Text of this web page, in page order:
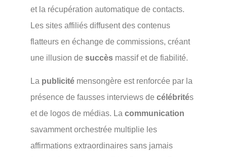
et la récupération automatique de contacts.
Les sites affiliés diffusent des contenus
flatteurs en échange de commissions, créant
une illusion de succès massif et de fiabilité.
La publicité mensongère est renforcée par la
présence de fausses interviews de célébrités
et de logos de médias. La communication
savamment orchestrée multiplie les
affirmations extraordinaires sans jamais